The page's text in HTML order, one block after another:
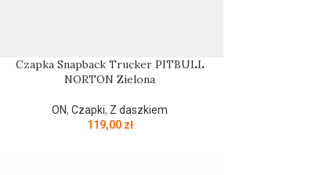
Czapka Snapback Trucker PITBULL
NORTON Zielona
ON,Czapki, Z daszkiem
119,00 zł